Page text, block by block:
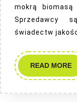
mokrą biomasą
Sprzedawcy
świadectw
READ MORE